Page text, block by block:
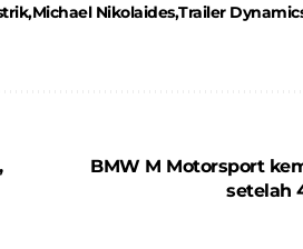
Michael NikolaidesTrailer
BMW M Motorsport
setelah